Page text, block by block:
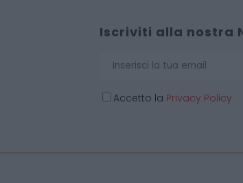
Iscriviti alla nostra
Accetto la Privacy Policy